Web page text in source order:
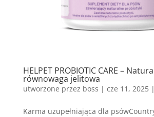
HELPET PROBIOTIC CARE –
równowaga jelitowa
utworzone przez boss | cze 11, 2025|
Karma uzupełniająca dla